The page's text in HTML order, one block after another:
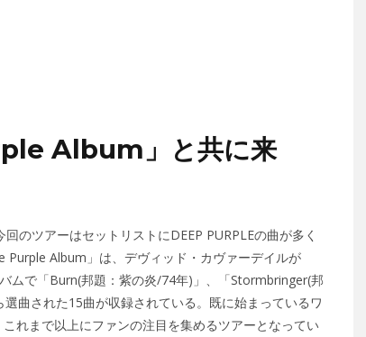
Album」と共に来
のツアーはセットリストにDEEP PURPLEの曲が多く
Purple Album」は、デヴィッド・カヴァーデイルが
ムで「Burn(邦題：紫の炎/74年)」、「Stormbringer(邦
曲された15曲が収録されている。既に始まっているワ
れまで以上にファンの注目を集めるツアーとなってい